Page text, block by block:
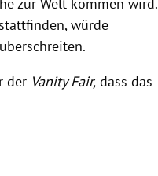
zur Welt kommen wird.
würde
der Vanity Fair, dass das